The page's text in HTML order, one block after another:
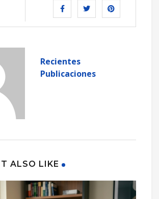
Recientes
Publicaciones
ALSO LIKE